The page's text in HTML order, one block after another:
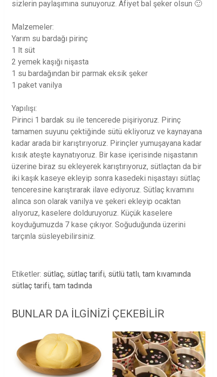
sizlerin paylaşımına sunuyoruz. Afiyet bal şeker olsun 🙂
Malzemeler:
Yarım su bardağı pirinç
1 lt süt
2 yemek kaşığı nişasta
1 su bardağından bir parmak eksik şeker
1 paket vanilya
Yapılışı:
Pirinci 1 bardak su ile tencerede pişiriyoruz. Pirinç
tamamen suyunu çektiğinde sütü ekliyoruz ve kaynayana
kadar arada bir karıştırıyoruz. Pirinçler yumuşayana kadar
kısık ateşte kaynatıyoruz. Bir kase içerisinde nişastanın
üzerine biraz su ekleyerek karıştırıyoruz, sütlaçtan da bir
iki kaşık kaseye ekleyip sonra kasedeki nişastayı sütlaç
tenceresine karıştırarak ilave ediyoruz. Sütlaç kıvamını
alınca son olarak vanilya ve şekeri ekleyip ocaktan
alıyoruz, kaselere dolduruyoruz. Küçük kaselere
koyduğumuzda 7 kase çıkıyor. Soğuduğunda üzerini
tarçınla süsleyebilirsiniz.
Etiketler: sütlaç, sütlaç tarifi, sütlü tatlı, tam kıvamında
sütlaç tarifi, tam tadında
BUNLAR DA ILGINIZI ÇEKEBILIR